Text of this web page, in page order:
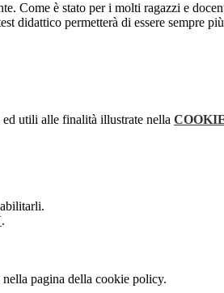
Come è stato per i molti ragazzi e
didattico permetterà di essere sempre
utili alle finalità illustrate nella
.
pagina della cookie policy.